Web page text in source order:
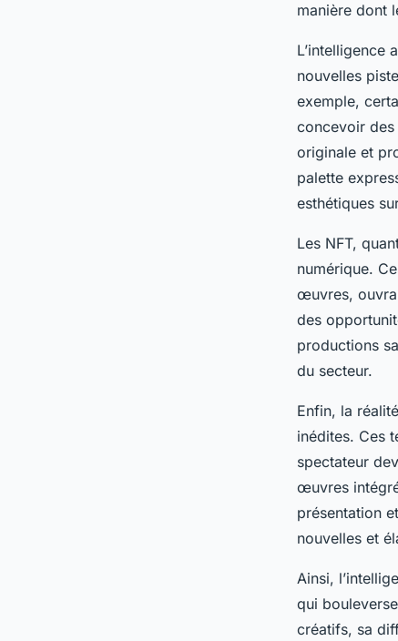
manière dont
L’intelligence
nouvelles
exemple,
concevoir
originale et
palette
esthétiques
Les NFT,
numérique.
œuvres,
des
productions
du secteur.
Enfin, la
inédites. Ces
spectateur
œuvres
présentation
nouvelles et
Ainsi,
qui
créatifs, sa